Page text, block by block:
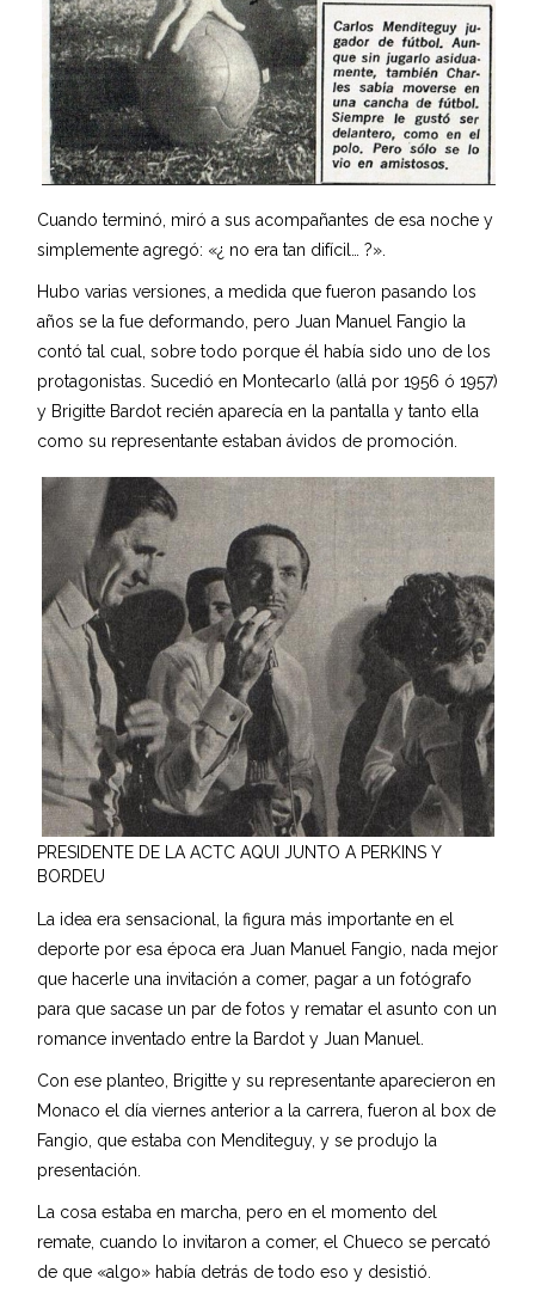
Cuando terminó, miró a sus acompañantes de esa noche y
simplemente agregó: «¿ no era tan difícil… ?».
Hubo varias versiones, a medida que fueron pasando los
años se la fue deformando, pero Juan Manuel Fangio la
contó tal cual, sobre todo porque él había sido uno de los
protagonistas. Sucedió en Montecarlo (allá por 1956 ó 1957)
y Brigitte Bardot recién aparecía en la pantalla y tanto ella
como su representante estaban ávidos de promoción.
PRESIDENTE DE LA ACTC AQUI JUNTO A PERKINS Y
BORDEU
La idea era sensacional, la figura más importante en el
deporte por esa época era Juan Manuel Fangio, nada mejor
que hacerle una invitación a comer, pagar a un fotógrafo
para que sacase un par de fotos y rematar el asunto con un
romance inventado entre la Bardot y Juan Manuel.
Con ese planteo, Brigitte y su representante aparecieron en
Monaco el día viernes anterior a la carrera, fueron al box de
Fangio, que estaba con Menditeguy, y se produjo la
presentación.
La cosa estaba en marcha, pero en el momento del
remate, cuando lo invitaron a comer, el Chueco se percató
de que «algo» había detrás de todo eso y desistió.